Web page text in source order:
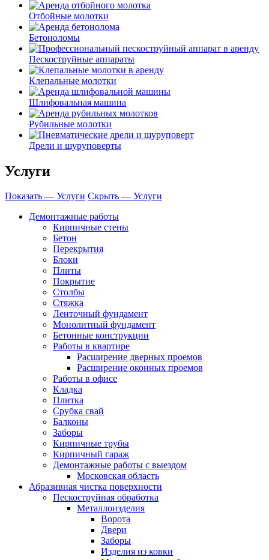
Отбойные молотки
Бетоноломы
Пескоструйные аппараты
Клепальные молотки
Шлифовальная машина
Рубильные молотки
Дрели и шуруповерты
Услуги
Показать — Услуги Скрыть — Услуги
Демонтажные работы
Кирпичные стены
Бетон
Перекрытия
Блоки
Плиты
Покрытие
Столбы
Стяжка
Ленточный фундамент
Монолитный фундамент
Бетонные конструкции
Работы в квартире
Расширение дверных проемов
Расширение оконных проемов
Работы в офисе
Кладка
Плитка
Срубка свай
Балконы
Заборы
Кирпичные трубы
Кирпичный гараж
Демонтажные работы с выездом
Московская область
Абразивная чистка поверхности
Пескоструйная обработка
Металлоизделия
Ворота
Двери
Заборы
Изделия из ковки